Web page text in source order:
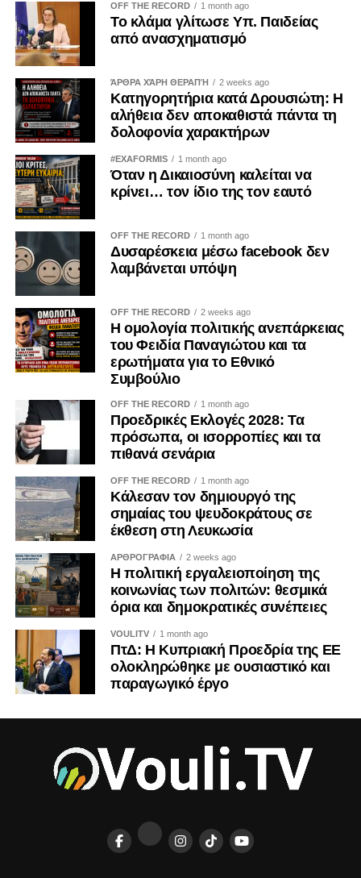
OFF THE RECORD 1 month ago
Το κλάμα γλίτωσε Υπ. Παιδείας
από ανασχηματισμό
ΆΡΘΡΑ ΧΆΡΗ ΘΕΡΑΠΉ 2 weeks ago
Κατηγορητήρια κατά Δρουσιώτη: Η
αλήθεια δεν αποκαθιστά πάντα τη
δολοφονία χαρακτήρων
#EXAFORMIS 1 month ago
Όταν η Δικαιοσύνη καλείται να
κρίνει… τον ίδιο της τον εαυτό
OFF THE RECORD 1 month ago
Δυσαρέσκεια μέσω facebook δεν
λαμβάνεται υπόψη
OFF THE RECORD 2 weeks ago
Η ομολογία πολιτικής ανεπάρκειας
του Φειδία Παναγιώτου και τα
ερωτήματα για το Εθνικό
Συμβούλιο
OFF THE RECORD 1 month ago
Προεδρικές Εκλογές 2028: Τα
πρόσωπα, οι ισορροπίες και τα
πιθανά σενάρια
OFF THE RECORD 1 month ago
Κάλεσαν τον δημιουργό της
σημαίας του ψευδοκράτους σε
έκθεση στη Λευκωσία
ΑΡΘΡΟΓΡΑΦΙΑ 2 weeks ago
Η πολιτική εργαλειοποίηση της
κοινωνίας των πολιτών: θεσμικά
όρια και δημοκρατικές συνέπειες
VOULITV 1 month ago
ΠτΔ: Η Κυπριακή Προεδρία της ΕΕ
ολοκληρώθηκε με ουσιαστικό και
παραγωγικό έργο